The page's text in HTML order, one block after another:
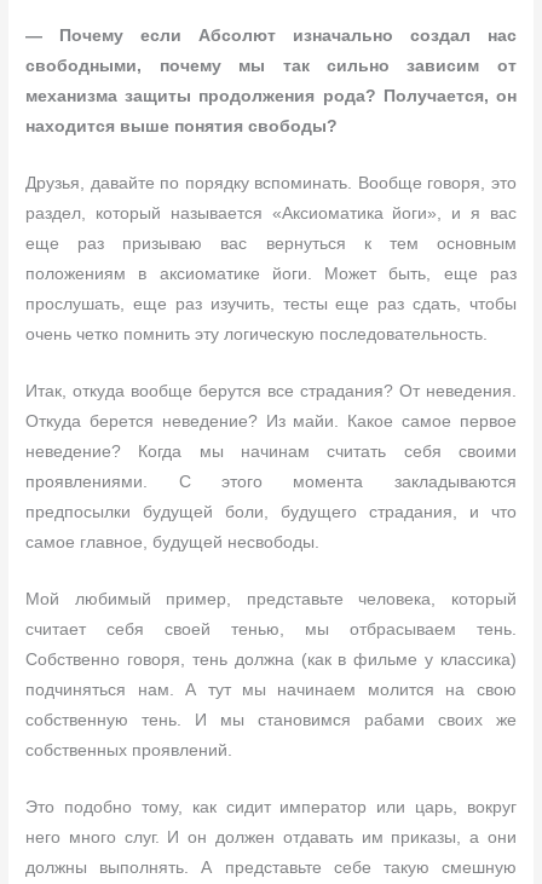
— Почему если Абсолют изначально создал нас
свободными, почему мы так сильно зависим от
механизма защиты продолжения рода? Получается, он
находится выше понятия свободы?
Друзья, давайте по порядку вспоминать. Вообще говоря, это
раздел, который называется «Аксиоматика йоги», и я вас
еще раз призываю вас вернуться к тем основным
положениям в аксиоматике йоги. Может быть, еще раз
прослушать, еще раз изучить, тесты еще раз сдать, чтобы
очень четко помнить эту логическую последовательность.
Итак, откуда вообще берутся все страдания? От неведения.
Откуда берется неведение? Из майи. Какое самое первое
неведение? Когда мы начинам считать себя своими
проявлениями. С этого момента закладываются
предпосылки будущей боли, будущего страдания, и что
самое главное, будущей несвободы.
Мой любимый пример, представьте человека, который
считает себя своей тенью, мы отбрасываем тень.
Собственно говоря, тень должна (как в фильме у классика)
подчиняться нам. А тут мы начинаем молится на свою
собственную тень. И мы становимся рабами своих же
собственных проявлений.
Это подобно тому, как сидит император или царь, вокруг
него много слуг. И он должен отдавать им приказы, а они
должны выполнять. А представьте себе такую смешную